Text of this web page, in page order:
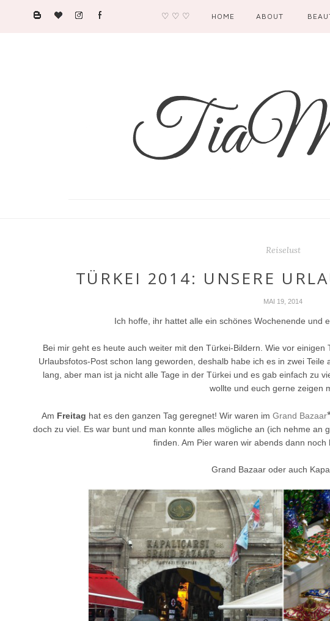
♡ ♡ ♡ HOME ABOUT
Reiselust
TÜRKEI 2014: UNSERE
MAI 19, 2014
Ich hoffe, ihr hattet alle ein schönes Wochenende und
Bei mir geht es heute auch weiter mit den Türkei-Bildern. Wie vor einigen
Urlaubsfotos-Post schon lang geworden, deshalb habe ich es in zwei
lang, aber man ist ja nicht alle Tage in der Türkei und es gab einfach zu
wollte und euch gerne zeigen
Am Freitag hat es den ganzen Tag geregnet! Wir waren im Grand Bazaar
doch zu viel. Es war bunt und man konnte alles mögliche an (ich nehme an
finden. Am Pier waren wir abends dann noch
Grand Bazaar oder auch